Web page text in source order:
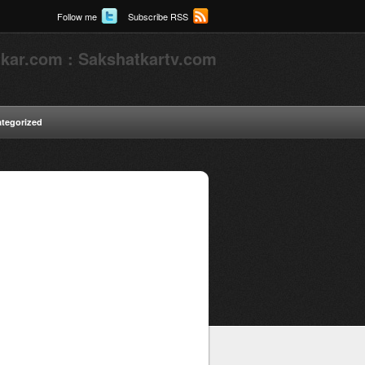
Follow me Subscribe RSS
: Sakshatkartv.com